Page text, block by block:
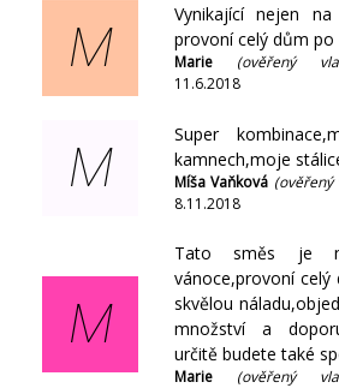
M
Vynikající nejen
provoní celý dům
Marie (ověřený
11.6.2018
M
Super
kamnech,moje
Míša Vaňková (ověřený
8.11.2018
M
Tato směs je
vánoce,provoní celý
skvělou
množství a
určitě budete také
Marie (ověřený